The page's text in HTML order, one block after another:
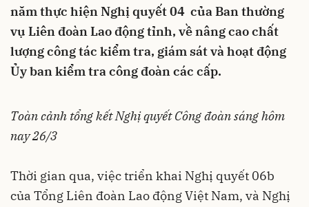
năm thực hiện Nghị quyết 04 của Ban thường
vụ Liên đoàn Lao động tỉnh, về nâng cao chất
lượng công tác kiểm tra, giám sát và hoạt động
Ủy ban kiểm tra công đoàn các cấp.
Toàn cảnh tổng kết Nghị quyết Công đoàn sáng hôm
nay 26/3
Thời gian qua, việc triển khai Nghị quyết 06b
của Tổng Liên đoàn Lao động Việt Nam, và Nghị